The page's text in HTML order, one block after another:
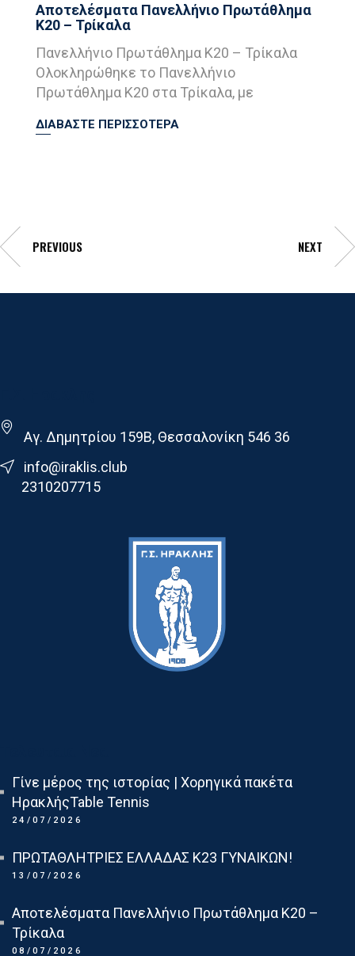
Αποτελέσματα Πανελλήνιο Πρωτάθλημα
Κ20 – Τρίκαλα
Πανελλήνιο Πρωτάθλημα Κ20 – Τρίκαλα
Ολοκληρώθηκε το Πανελλήνιο
Πρωτάθλημα Κ20 στα Τρίκαλα, με
ΔΙΑΒΑΣΤΕ ΠΕΡΙΣΣΟΤΕΡΑ
PREVIOUS NEXT
Αγ. Δημητρίου 159Β, Θεσσαλονίκη 546 36
info@iraklis.club
2310207715
Γίνε μέρος της ιστορίας | Χορηγικά πακέτα
ΗρακλήςTable Tennis
24/07/2026
ΠΡΩΤΑΘΛΗΤΡΙΕΣ ΕΛΛΑΔΑΣ Κ23 ΓΥΝΑΙΚΩΝ!
13/07/2026
Αποτελέσματα Πανελλήνιο Πρωτάθλημα Κ20 –
Τρίκαλα
08/07/2026